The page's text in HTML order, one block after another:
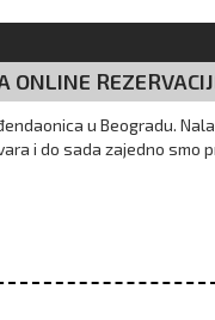
ONLINE
u Beogradu.
i do sada zajedno smo